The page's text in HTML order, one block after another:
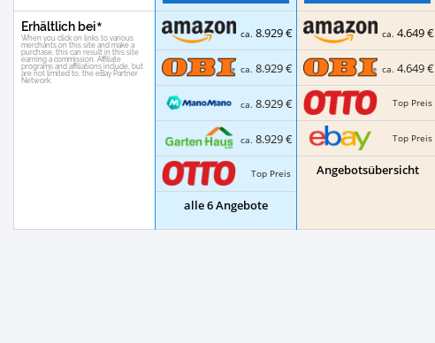
Erhältlich bei ca.8.929 €
ca.8.929 €
ca.8.929 €
ca.8.929 €
Top Preis
alle 6 Angebote
ca.4.649 €
ca.4.649 €
Top Preis
Top Preis
Angebotsübersicht